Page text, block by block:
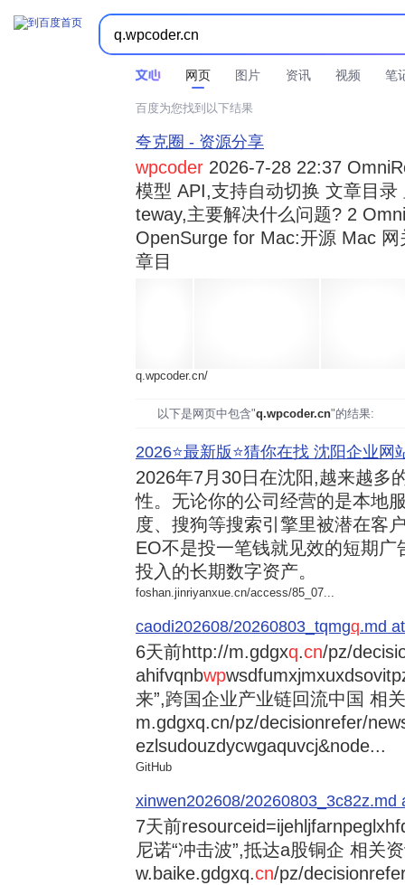
网页 图片 资讯 视频 笔
时间不限  所有网页和文件  站点内检索 
百度为您找到以下结果
夸克圈 - 资源分享
wpcoder 2026-7-28 22:37
模型 API,支持自动切换 文章目
teway,主要解决什么问题? 2
OpenSurge for Mac:开源 Mac
章目
q.wpcoder.cn/
以下是网页中包含"q.wpcoder.cn"的结果:
2026⭐️最新版⭐️猜你在找 沈阳企业网
2026年7月30日在沈阳,越来越多
性。无论你的公司经营的是本地
度、搜狗等搜索引擎里被潜在客
EO不是投一笔钱就见效的短期
投入的长期数字资产。
foshan.jinriyanxue.cn/access/85_07...
caodi202608/20260803_tqmgq.md
6天前http://m.gdgxq.cn/pz/
ahifvqnbwp
来”,跨国企业产业链回流中国 相
m.gdgxq.cn/pz/decisionrefer/
ezlsudouzdycwgaquvcj&node...
GitHub
xinwen202608/20260803_3c82z.md
7天前
尼诺“冲击波”,抵达a股铜企 相关
w.baike.gdgxq.cn/pz/